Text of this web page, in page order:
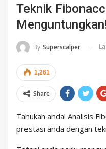
Teknik
By Superscalper
1,261
Share
Tahukah anda! Analisis
prestasi anda dengan